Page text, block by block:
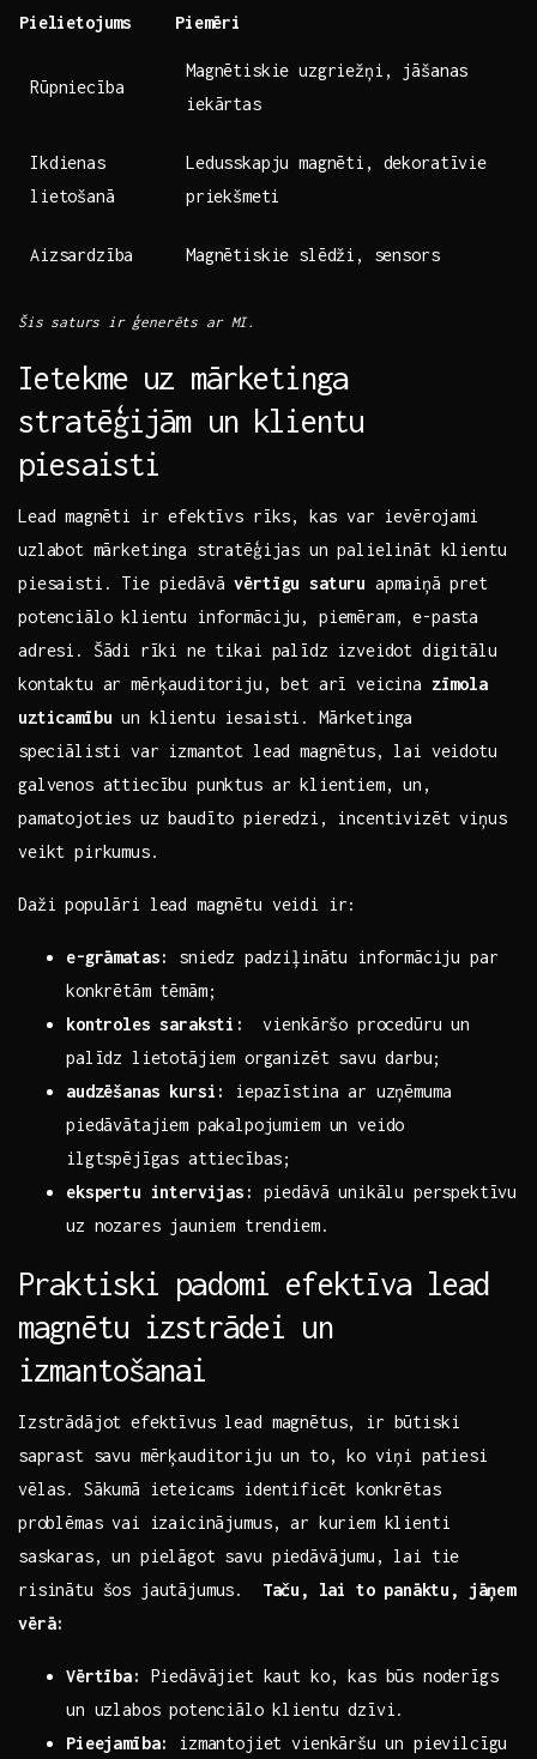
Pielietojums Piemēri
Rūpniecība
Magnētiskie uzgriežņi, ‍jāšanas
iekārtas
Ikdienas
lietošanā
Ledusskapju magnēti,‍ dekoratīvie
⁣priekšmeti
Aizsardzība Magnētiskie slēdži,⁢ sensors
Šis⁤ saturs⁤ ir ģenerēts ar MI.
Ietekme ⁤uz mārketinga
‌stratēģijām ‌un ⁤klientu‍
piesaisti
Lead⁤ magnēti‌ ir efektīvs rīks, ⁤kas var ievērojami
uzlabot ⁢mārketinga stratēģijas un palielināt klientu
piesaisti. ‍Tie piedāvāvērtīgu saturu apmaiņā⁤ pret
potenciālo klientu informāciju, piemēram, ‍e-pasta
adresi. Šādi⁣ rīki ne tikai palīdz ‍izveidot digitālu
kontaktu ar⁢ mērķauditoriju, bet arī veicina zīmola
uzticamību un klientu‌ iesaisti. Mārketinga
⁤speciālisti var izmantot lead magnētus, ‍lai ​veidotu ​
galvenos attiecību punktus ar klientiem, un, ​
pamatojoties uz‍ baudīto pieredzi, ⁢incentivizēt ⁢viņus
veikt pirkumus.
Daži populāri‌ lead magnētu veidi ir:
e-grāmatas:
sniedz ⁣padziļinātu informāciju ​par⁢
konkrētām tēmām;
kontroles​ saraksti:
⁣ vienkāršo procedūru un
palīdz lietotājiem organizēt ⁢savu ⁢darbu;
audzēšanas kursi:
iepazīstina ar uzņēmuma​
piedāvātajiem‌ pakalpojumiem un veido‍
ilgtspējīgas attiecības;
ekspertu intervijas:
piedāvā⁤ unikālu perspektīvu
uz nozares jauniem ⁤trendiem.
Praktiski padomi efektīva ⁢lead
magnētu izstrādei ​un
izmantošanai
Izstrādājot efektīvus lead magnētus, ir būtiski
⁣saprast​ savu mērķauditoriju un to, ⁤ko viņi ​patiesi
vēlas. Sākumā ieteicams⁤ identificēt​ konkrētas
⁣problēmas vai izaicinājumus, ar kuriem klienti
saskaras, un pielāgot ‍savu piedāvājumu, ⁣lai tie
risinātu šos jautājumus. ⁢ Taču,⁢ lai to ⁢panāktu,⁣ jāņem
vērā:
Vērtība:
Piedāvājiet ‌kaut‌ ko, kas būs noderīgs ​
un uzlabos potenciālo klientu dzīvi.
Pieejamība:
izmantojiet vienkāršu ⁤un pievilcīgu